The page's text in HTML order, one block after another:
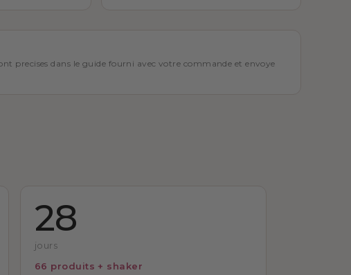
precises dans le guide fourni avec votre commande et envoye
28
jours
66 produits + shaker